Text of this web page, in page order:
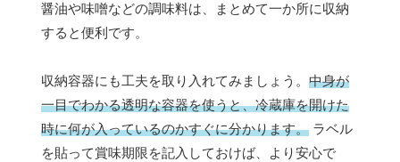
醤油や味噌などの調味料は、まとめて一か所に収納
すると便利です。
収納容器にも工夫を取り入れてみましょう。 中身が
一目でわかる透明な容器を使うと、冷蔵庫を開けた
時に何が入っているのかすぐに分かります。 ラベル
を貼って賞味期限を記入しておけば、より安心で